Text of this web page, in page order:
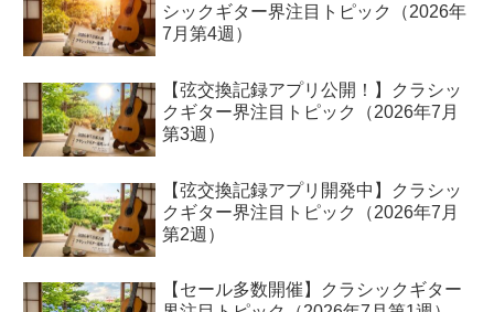
シックギター界注目トピック（2026年
7月第4週）
【弦交換記録アプリ公開！】クラシッ
クギター界注目トピック（2026年7月
第3週）
【弦交換記録アプリ開発中】クラシッ
クギター界注目トピック（2026年7月
第2週）
【セール多数開催】クラシックギター